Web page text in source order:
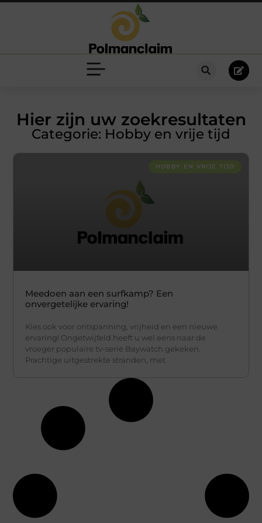
Hier zijn uw zoekresultaten
Categorie: Hobby en vrije tijd
HOBBY EN VRIJE TIJD
Meedoen aan een surfkamp? Een
onvergetelijke ervaring!
Kies ook voor ontspanning, vrijheid en een nieuwe
ervaring! Ongetwijfeld heeft u wel eens naar de
vroeger populaire tv-serie Baywatch gekeken.
Prachtige uitgestrekte stranden, met